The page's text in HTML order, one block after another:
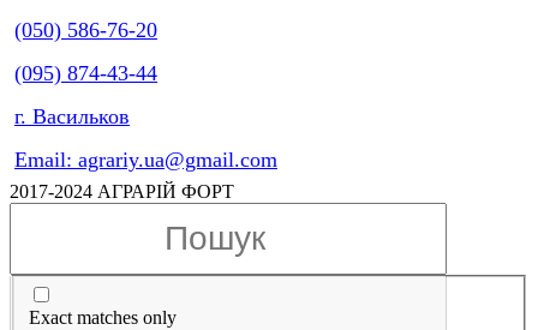
(050) 586-76-20
(095) 874-43-44
г. Васильков
Email: agrariy.ua@gmail.com
2017-2024 АГРАРІЙ ФОРТ
Exact matches only